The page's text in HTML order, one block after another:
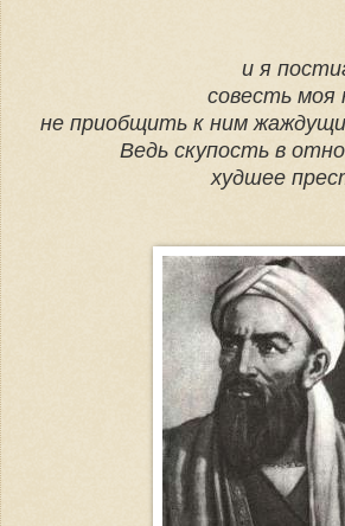
и я
совесть моя
не приобщить к ним
Ведь скупость в
худшее